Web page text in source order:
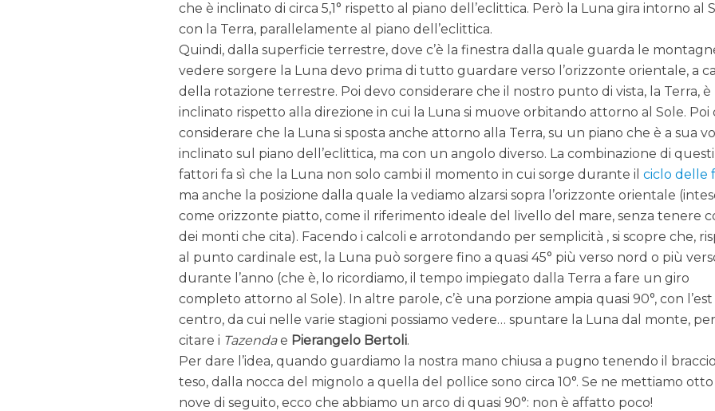
che è inclinato di circa 5,1° rispetto al piano dell’eclittica. Però la Luna gira intorno al
con la Terra, parallelamente al piano dell’eclittica.
Quindi, dalla superficie terrestre, dove c’è la finestra dalla quale guarda le
vedere sorgere la Luna devo prima di tutto guardare verso l’orizzonte orientale, a
della rotazione terrestre. Poi devo considerare che il nostro punto di vista, la Terra, è
inclinato rispetto alla direzione in cui la Luna si muove orbitando attorno al Sole. Poi
considerare che la Luna si sposta anche attorno alla Terra, su un piano che è a sua
inclinato sul piano dell’eclittica, ma con un angolo diverso. La combinazione di questi
fattori fa sì che la Luna non solo cambi il momento in cui sorge durante ilciclo delle
ma anche la posizione dalla quale la vediamo alzarsi sopra l’orizzonte orientale
come orizzonte piatto, come il riferimento ideale del livello del mare, senza tenere
dei monti che cita). Facendo i calcoli e arrotondando per semplicità , si scopre che,
al punto cardinale est, la Luna può sorgere fino a quasi 45° più verso nord o più
durante l’anno (che è, lo ricordiamo, il tempo impiegato dalla Terra a fare un giro
completo attorno al Sole). In altre parole, c’è una porzione ampia quasi 90°, con l’est
centro, da cui nelle varie stagioni possiamo vedere… spuntare la Luna dal monte, per
citare i Tazendae Pierangelo Bertoli.
Per dare l’idea, quando guardiamo la nostra mano chiusa a pugno tenendo il braccio
teso, dalla nocca del mignolo a quella del pollice sono circa 10°. Se ne mettiamo otto
nove di seguito, ecco che abbiamo un arco di quasi 90°: non è affatto poco!